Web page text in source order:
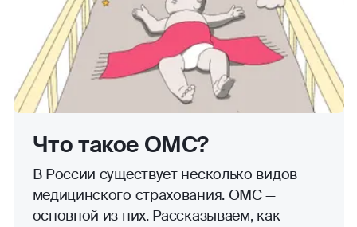
Что такое ОМС?
В России существует несколько видов
медицинского страхования. ОМС —
основной из них. Рассказываем, как